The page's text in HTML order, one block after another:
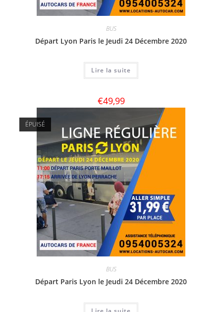
BUS
Départ Lyon Paris le Jeudi 24 Décembre 2020
Lire la suite
€49,99
ÉPUISÉ
BUS
Départ Paris Lyon le Jeudi 24 Décembre 2020